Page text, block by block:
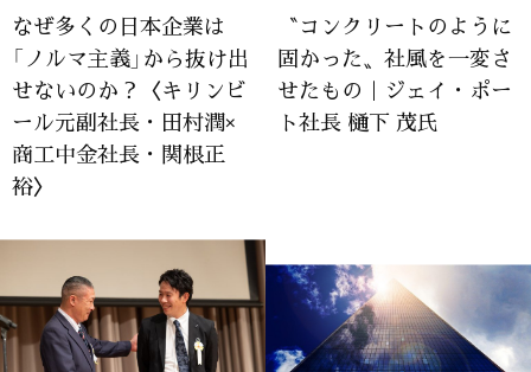
なぜ多くの日本企業は
「ノルマ主義」から抜け出
せないのか？〈キリンビ
ール元副社長・田村潤×
商工中金社長・関根正
裕〉
〝コンクリートのように
固かった〟社風を一変さ
せたもの｜ジェイ・ポー
ト社長 樋下 茂氏